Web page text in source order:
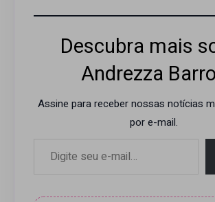
Descubra mais
Andrezza
Assine para receber nossas notícias
por e-mail.